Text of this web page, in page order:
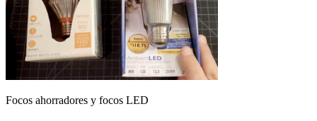
Focos ahorradores y focos LED